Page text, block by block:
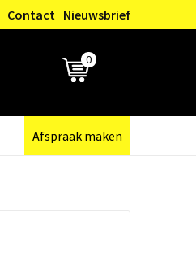
Contact Nieuwsbrief
0
Afspraak maken